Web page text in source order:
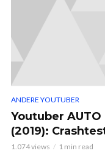
ANDERE YOUTUBER
Youtuber
(2019):
1.074 views 1 min read